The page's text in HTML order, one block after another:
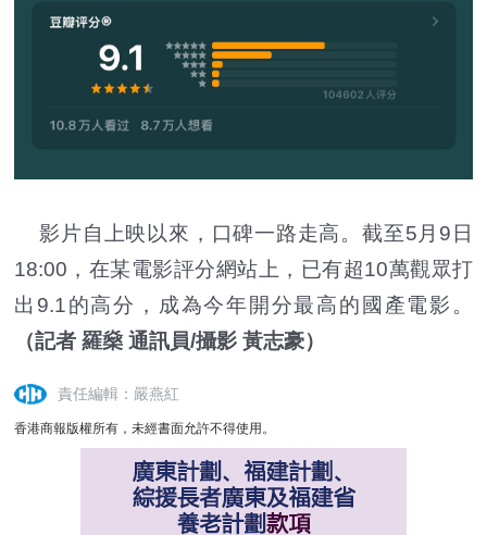
影片自上映以來，口碑一路走高。截至5月9日
18:00，在某電影評分網站上，已有超10萬觀眾打
出9.1的高分，成為今年開分最高的國產電影。
（記者 羅燊 通訊員/攝影 黃志豪）
責任編輯：嚴燕紅
香港商報版權所有，未經書面允許不得使用。